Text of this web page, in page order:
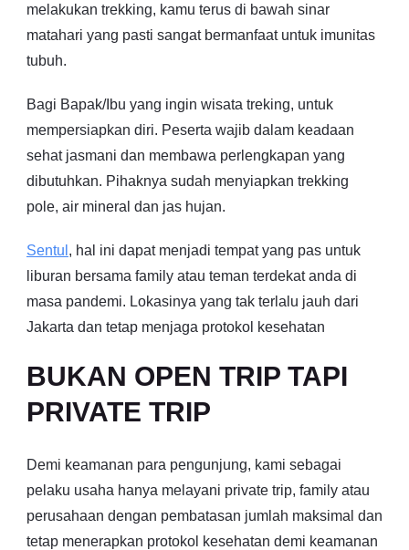
melakukan trekking, kamu terus di bawah sinar
matahari yang pasti sangat bermanfaat untuk imunitas
tubuh.
Bagi Bapak/Ibu yang ingin wisata treking, untuk
mempersiapkan diri. Peserta wajib dalam keadaan
sehat jasmani dan membawa perlengkapan yang
dibutuhkan. Pihaknya sudah menyiapkan trekking
pole, air mineral dan jas hujan.
Sentul , hal ini dapat menjadi tempat yang pas untuk
liburan bersama family atau teman terdekat anda di
masa pandemi. Lokasinya yang tak terlalu jauh dari
Jakarta dan tetap menjaga protokol kesehatan
BUKAN OPEN TRIP TAPI
PRIVATE TRIP
Demi keamanan para pengunjung, kami sebagai
pelaku usaha hanya melayani private trip, family atau
perusahaan dengan pembatasan jumlah maksimal dan
tetap menerapkan protokol kesehatan demi keamanan